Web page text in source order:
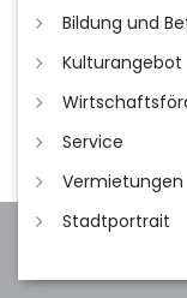
Bildung und
Kulturangebot
Service
Vermietungen
Stadtportrait